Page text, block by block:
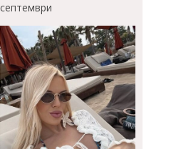
септември